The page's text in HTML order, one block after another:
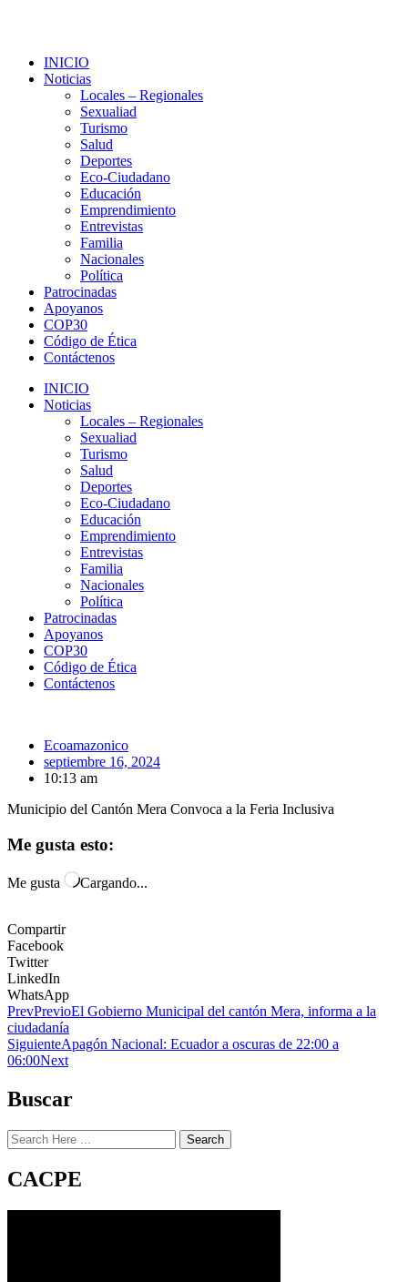
INICIO
Noticias
Locales – Regionales
Sexualiad
Turismo
Salud
Deportes
Eco-Ciudadano
Educación
Emprendimiento
Entrevistas
Familia
Nacionales
Política
Patrocinadas
Apoyanos
COP30
Código de Ética
Contáctenos
INICIO
Noticias
Locales – Regionales
Sexualiad
Turismo
Salud
Deportes
Eco-Ciudadano
Educación
Emprendimiento
Entrevistas
Familia
Nacionales
Política
Patrocinadas
Apoyanos
COP30
Código de Ética
Contáctenos
Ecoamazonico
septiembre 16, 2024
10:13 am
Municipio del Cantón Mera Convoca a la Feria Inclusiva
Me gusta esto:
Me gusta Cargando...
Compartir
Facebook
Twitter
LinkedIn
WhatsApp
PrevPrevioEl Gobierno Municipal del cantón Mera, informa a la
ciudadanía
SiguienteApagón Nacional: Ecuador a oscuras de 22:00 a
06:00Next
Buscar
Search
CACPE